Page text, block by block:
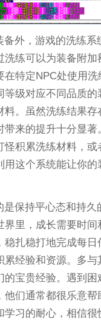
备外，游戏的洗练系
洗练可以为装备附加
在特定NPC处使用
等级对应不同品质的
料。虽然洗练结果存
带来的提升十分显著
怪积累洗练材料，或
用这个系统能让你
是保持平心态和持久
界里，成长需要时间
稳扎稳打地完成每日
累经验和资源。多与
的宝贵经验。遇到困
他们通常都很乐意
学习的耐心，相信很